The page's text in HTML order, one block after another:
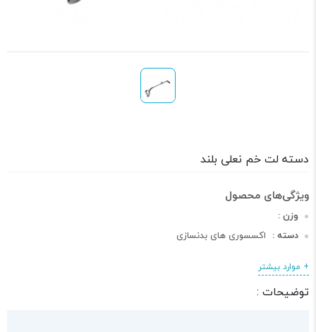
دسته لت خم نعلی بلند
وزن :
دسته : اکسسوری های بدنسازی
+ موارد بیشتر
توضیحات :